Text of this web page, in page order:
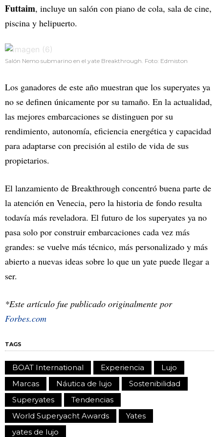
Futtaim, incluye un salón con piano de cola, sala de cine,
piscina y helipuerto.
Salón Nemo submarino en el yate Breakthrough. Foto: Edmiston
Los ganadores de este año muestran que los superyates ya
no se definen únicamente por su tamaño. En la actualidad,
las mejores embarcaciones se distinguen por su
rendimiento, autonomía, eficiencia energética y capacidad
para adaptarse con precisión al estilo de vida de sus
propietarios.
El lanzamiento de Breakthrough concentró buena parte de
la atención en Venecia, pero la historia de fondo resulta
todavía más reveladora. El futuro de los superyates ya no
pasa solo por construir embarcaciones cada vez más
grandes: se vuelve más técnico, más personalizado y más
abierto a nuevas ideas sobre lo que un yate puede llegar a
ser.
*Este artículo fue publicado originalmente por
Forbes.com
TAGS
BOAT International Experiencia
Lujo
Marcas
Náutica de lujo
Sostenibilidad
Superyates
Tendencias
World Superyacht Awards
Yates
yates de lujo